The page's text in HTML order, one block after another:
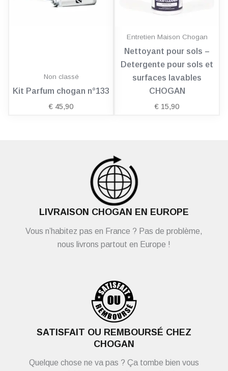
Non classé
Kit Parfum chogan n°133
€ 45,90
Entretien Maison Chogan
Nettoyant pour sols –
Detergente pour sols et
surfaces lavables
CHOGAN
€ 15,90
LIVRAISON CHOGAN EN EUROPE
Vous n’habitez pas en France ? Pas de problème,
nous livrons partout en Europe !
SATISFAIT OU REMBOURSÉ CHEZ
CHOGAN
Quelque chose ne va pas ? Ça tombe bien vous